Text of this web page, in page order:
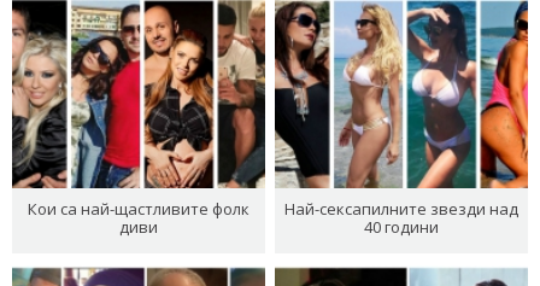
Кои са най-щастливите фолк
диви
Най-сексапилните звезди над
40 години